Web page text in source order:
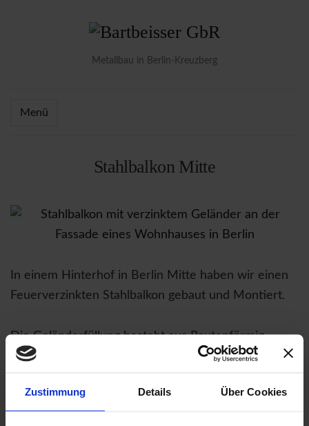
Zustimmung Details Über Cookies
Metallbau in Berlin-Kreuzberg
Menü
Stahlbalkon Mitte
In einem Hinterhof in Berlin Mitte haben wir einen
Feuerverzinkten Stahlbalkon gebaut und Montiert.
Die Geländerfüllung besteht aus Rautenförmig
angeordnetem Flachstahl, die
verschweißt.